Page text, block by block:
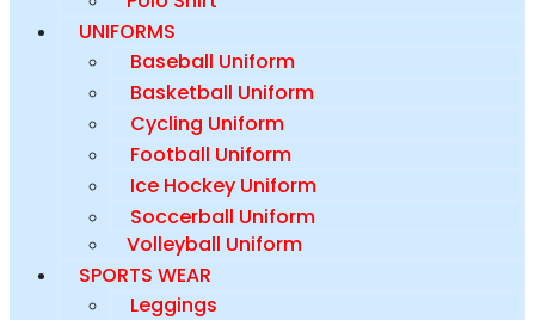
UNIFORMS
Baseball Uniform
Basketball Uniform
Cycling Uniform
Football Uniform
Ice Hockey Uniform
Soccerball Uniform
Volleyball Uniform
SPORTS WEAR
Leggings